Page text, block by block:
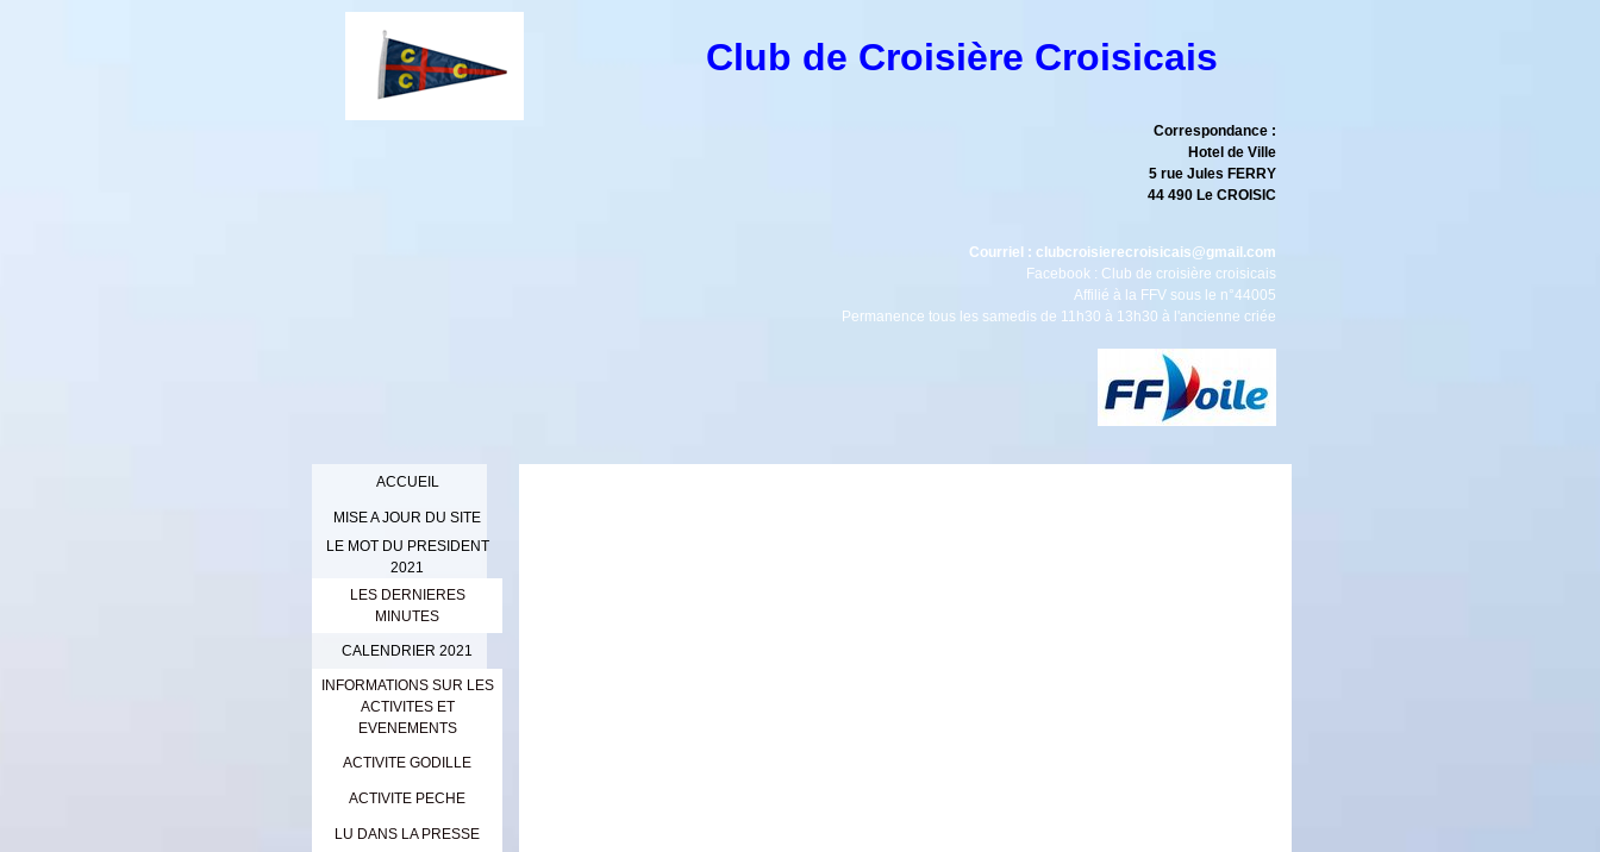
Club de Croisière Croisicais
Correspondance :
Hotel de Ville
5 rue Jules FERRY
44 490 Le CROISIC
Courriel : clubcroisierecroisicais@gmail.com
Facebook : Club de croisière croisicais
Affilié à la FFV sous le n°44005
Permanence tous les samedis de 11h30 à 13h30 à l'ancienne criée
ACCUEIL
MISE A JOUR DU SITE
LE MOT DU PRESIDENT
2021
LES DERNIERES
MINUTES
CALENDRIER 2021
INFORMATIONS SUR LES
ACTIVITES ET
EVENEMENTS
ACTIVITE GODILLE
ACTIVITE PECHE
LU DANS LA PRESSE